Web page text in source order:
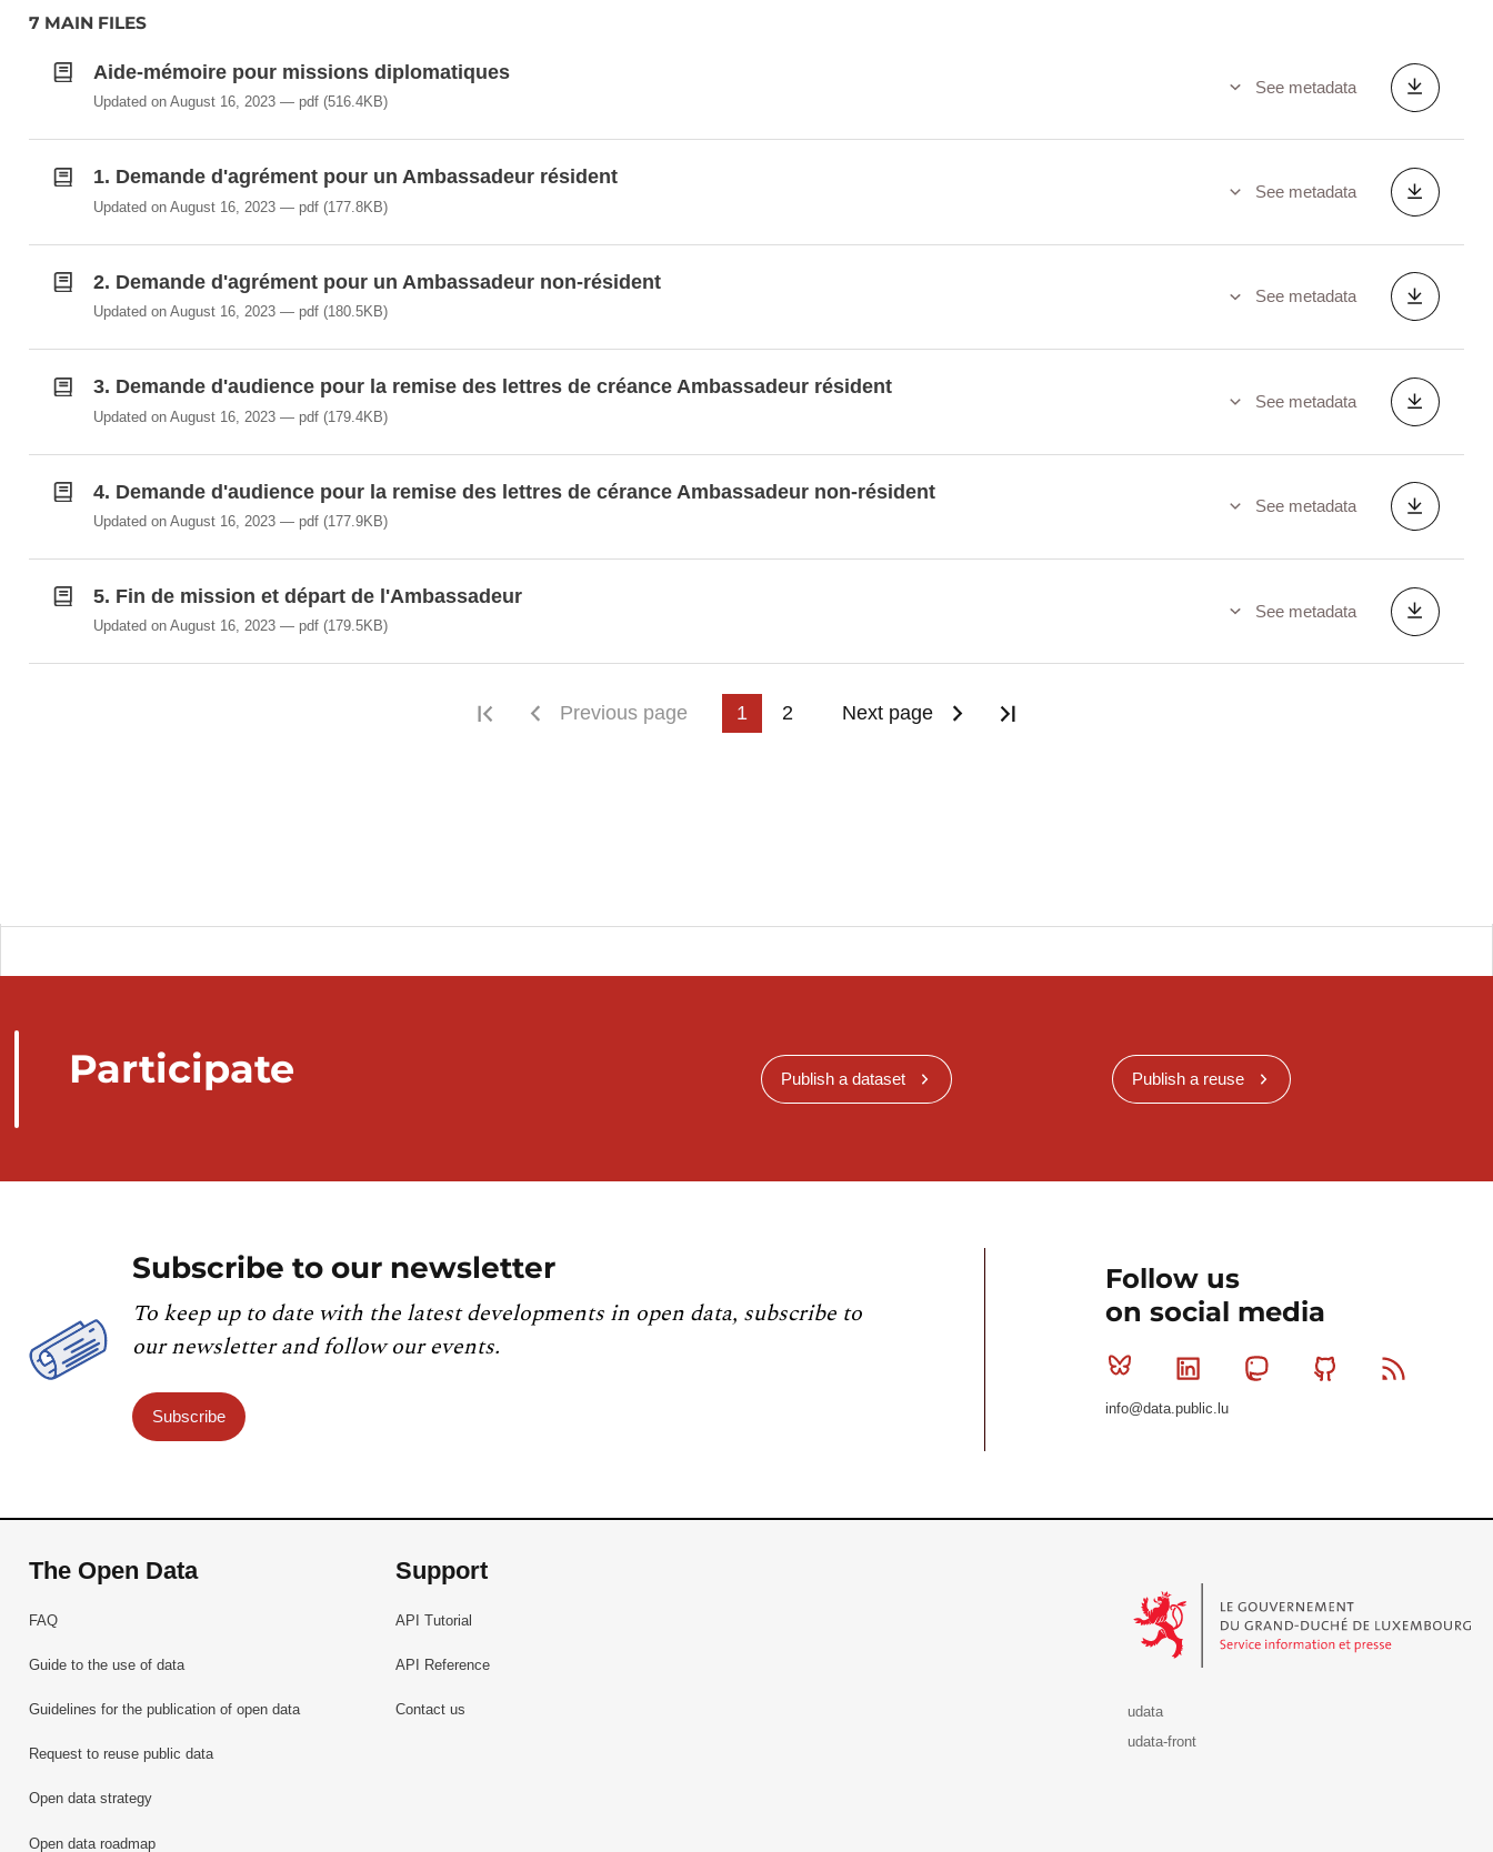
7 MAIN FILES
Aide-mémoire pour missions diplomatiques
Updated on August 16, 2023 pdf(516.4KB)
See metadata
1. Demande d'agrément pour un Ambassadeur résident
Updated on August 16, 2023 pdf(177.8KB)
See metadata
2. Demande d'agrément pour un Ambassadeur non-résident
Updated on August 16, 2023 pdf(180.5KB)
See metadata
3. Demande d'audience pour la remise des lettres de créance Ambassadeur résident
Updated on August 16, 2023 pdf(179.4KB)
See metadata
4. Demande d'audience pour la remise des lettres de cérance Ambassadeur non-résident
Updated on August 16, 2023 pdf(177.9KB)
See metadata
5. Fin de mission et départ de l'Ambassadeur
Updated on August 16, 2023 pdf(179.5KB)
See metadata
First pagePrevious page 1 2 Next page
Participate Publish a dataset Publish a reuse
Subscribe to our newsletter
To keep up to date with the latest developments in open data, subscribe to
our newsletter and follow our events.
Subscribe
Follow us
on social media
Bluesky Linkedin MastodonGithub
info@data.public.lu
The Open Data
FAQ
Guide to the use of data
Guidelines for the publication of open data
Request to reuse public data
Open data strategy
Open data roadmap
Support
API Tutorial
API Reference
Contact us
udata
udata-front